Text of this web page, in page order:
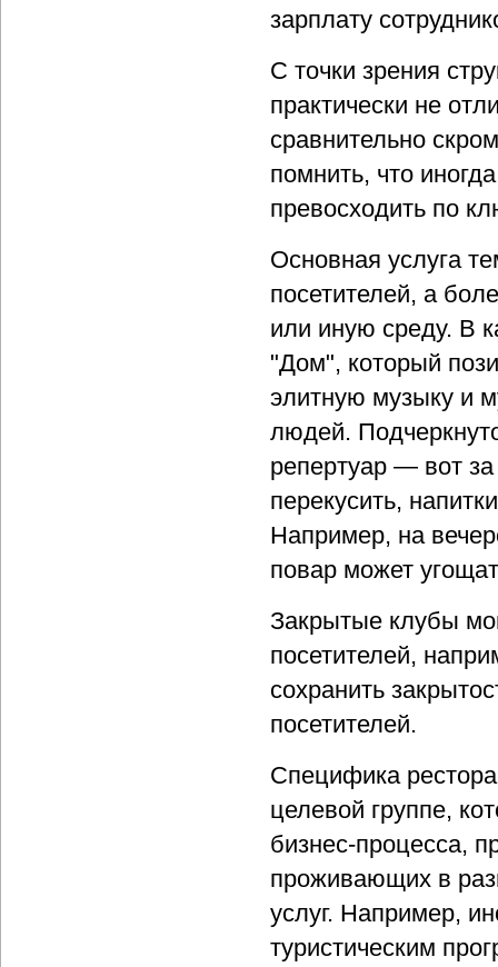
зарплату
С точки зрения
практически не
сравнительно
помнить, что
превосходить по
Основная услуга
посетителей, а
или иную среду. В
"Дом", который
элитную музыку и
людей.
репертуар — вот
перекусить,
Например, на
повар может
Закрытые клубы
посетителей,
сохранить
посетителей.
Специфика
целевой группе,
бизнес-процесса,
проживающих в
услуг. Например,
туристическим